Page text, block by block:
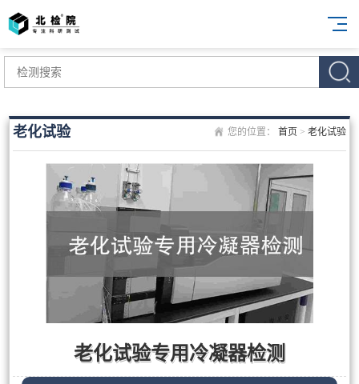
您的位置： 首页 > 老化试验
老化试验
老化试验专用冷凝器检测